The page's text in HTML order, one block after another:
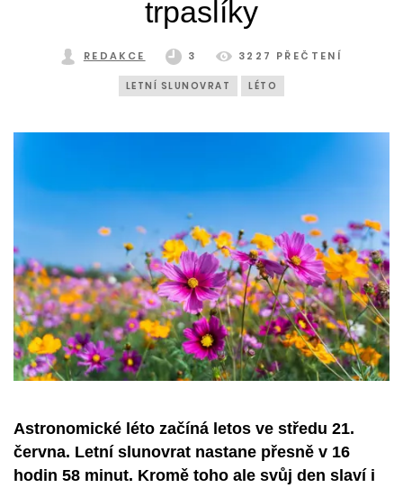
trpaslíky
REDAKCE 3 3227 PŘEČTENÍ
LETNÍ SLUNOVRAT LÉTO
Astronomické léto začíná letos ve středu 21.
června. Letní slunovrat nastane přesně v 16
hodin 58 minut. Kromě toho ale svůj den slaví i